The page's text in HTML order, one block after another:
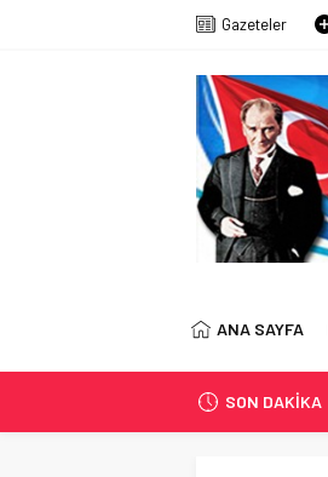
Gazeteler
ANA SAYFA
SON DAKİKA